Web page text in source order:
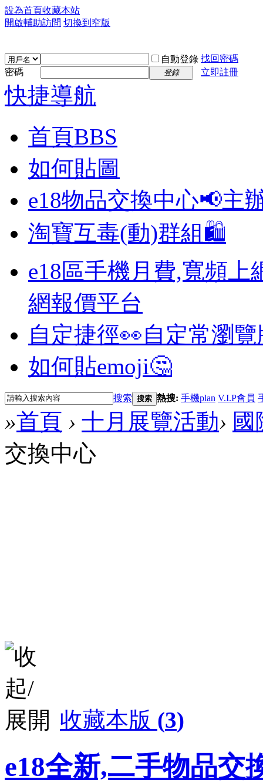
設為首頁收藏本站
開啟輔助訪問 切換到窄版
自動登錄 找回密碼
密碼
登錄 立即註冊
快捷導航
首頁BBS
如何貼圖
e18物品交換中心📢主
淘寶互毒(動)群組🛍️
e18區手機月費,寬頻上
網報價平台
自定捷徑👀自定常瀏
如何貼emoji🤔
搜索 搜索 熱搜: 手機plan V.I.P會員
»首頁 › 十月展覽活動› 國
交換中心
收藏本版 (3)
e18全新,二手物品交